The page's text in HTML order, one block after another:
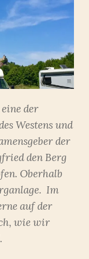
der
Westens und
der
den Berg
Oberhalb
Im
auf der
wie wir